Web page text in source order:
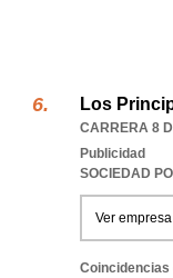
Los
CARRERA 8
Publicidad
SOCIEDAD
Ver empresa
Coincidencias